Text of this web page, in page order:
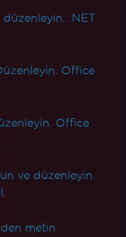
.NET
Office
Office
ve düzenleyin.
metin